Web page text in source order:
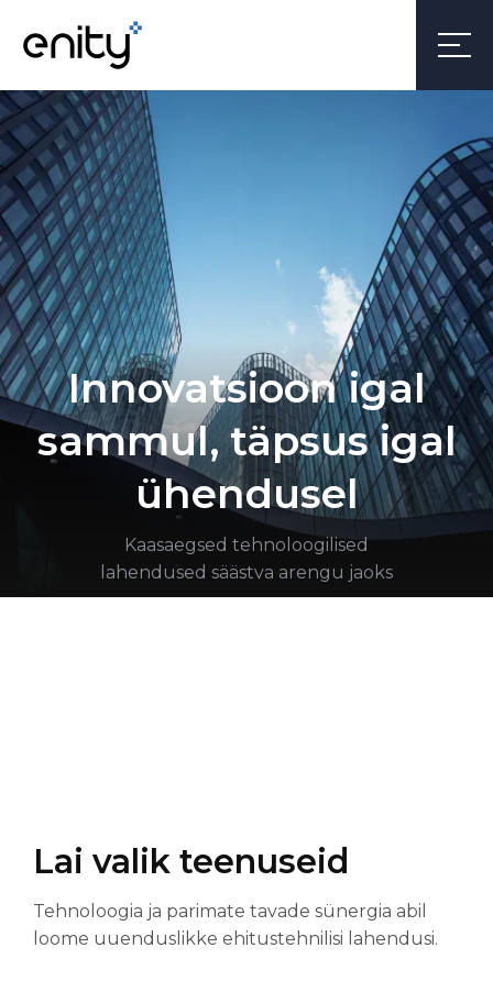
Innovatsioon igal
sammul, täpsus igal
ühendusel
Kaasaegsed tehnoloogilised
lahendused säästva arengu jaoks
Lai valik teenuseid
Tehnoloogia ja parimate tavade sünergia abil
loome uuenduslikke ehitustehnilisi lahendusi.